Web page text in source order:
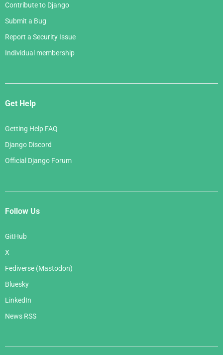
Contribute to Django
Submit a Bug
Report a Security Issue
Individual membership
Get Help
Getting Help FAQ
Django Discord
Official Django Forum
Follow Us
GitHub
X
Fediverse (Mastodon)
Bluesky
LinkedIn
News RSS